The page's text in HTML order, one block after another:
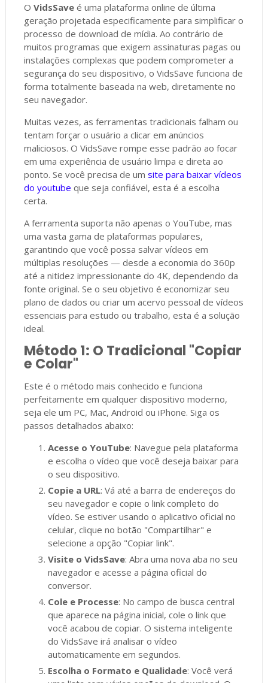
O VidsSaveé uma plataforma online de última
geração projetada especificamente para simplificar o
processo de download de mídia. Ao contrário de
muitos programas que exigem assinaturas pagas ou
instalações complexas que podem comprometer a
segurança do seu dispositivo, o VidsSave funciona de
forma totalmente baseada na web, diretamente no
seu navegador.
Muitas vezes, as ferramentas tradicionais falham ou
tentam forçar o usuário a clicar em anúncios
maliciosos. O VidsSave rompe esse padrão ao focar
em uma experiência de usuário limpa e direta ao
ponto. Se você precisa de um site para baixar vídeos
do youtube que seja confiável, esta é a escolha
certa.
A ferramenta suporta não apenas o YouTube, mas
uma vasta gama de plataformas populares,
garantindo que você possa salvar vídeos em
múltiplas resoluções — desde a economia do 360p
até a nitidez impressionante do 4K, dependendo da
fonte original. Se o seu objetivo é economizar seu
plano de dados ou criar um acervo pessoal de vídeos
essenciais para estudo ou trabalho, esta é a solução
ideal.
Método 1: O Tradicional "Copiar
e Colar"
Este é o método mais conhecido e funciona
perfeitamente em qualquer dispositivo moderno,
seja ele um PC, Mac, Android ou iPhone. Siga os
passos detalhados abaixo:
Acesse o YouTube: Navegue pela plataforma
e escolha o vídeo que você deseja baixar para
o seu dispositivo.
Copie a URL: Vá até a barra de endereços do
seu navegador e copie o link completo do
vídeo. Se estiver usando o aplicativo oficial no
celular, clique no botão "Compartilhar" e
selecione a opção "Copiar link".
Visite o VidsSave: Abra uma nova aba no seu
navegador e acesse a página oficial do
conversor.
Cole e Processe: No campo de busca central
que aparece na página inicial, cole o link que
você acabou de copiar. O sistema inteligente
do VidsSave irá analisar o vídeo
automaticamente em segundos.
Escolha o Formato e Qualidade: Você verá